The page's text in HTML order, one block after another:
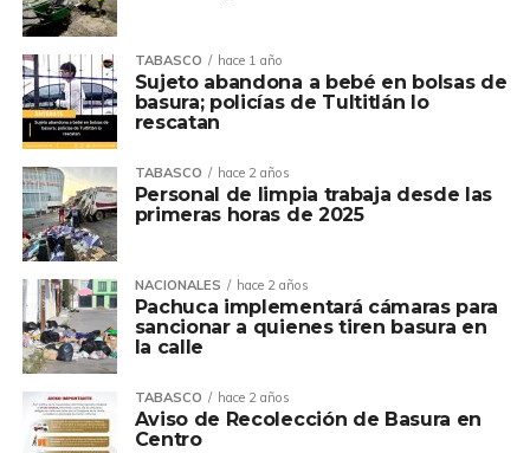
TABASCO hace 1 año
Sujeto abandona a bebé en bolsas de
basura; policías de Tultitlán lo
rescatan
TABASCO hace 2 años
Personal de limpia trabaja desde las
primeras horas de 2025
NACIONALES hace 2 años
Pachuca implementará cámaras para
sancionar a quienes tiren basura en
la calle
TABASCO hace 2 años
Aviso de Recolección de Basura en
Centro